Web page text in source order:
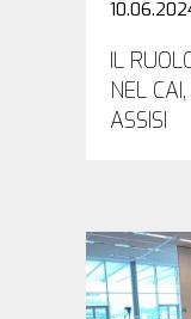
IL
NEL
ASSISI